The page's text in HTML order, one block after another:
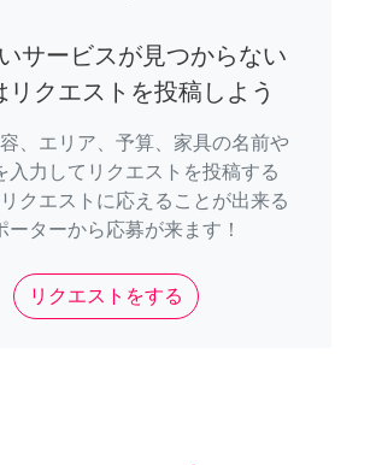
サービスが見つからない
リクエストを投稿しよう
、エリア、予算、家具の名前や
入力してリクエストを投稿する
クエストに応えることが出来る
ーターから応募が来ます！
リクエストをする